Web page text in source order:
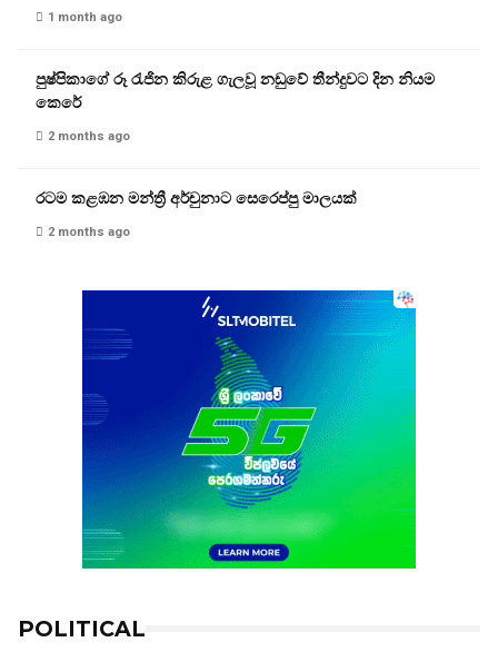
1 month ago
පුෂ්පිකාගේ රූ රැජින කිරුළ ගැලවූ නඩුවේ තීන්දුවට දින නියම
කෙරේ
2 months ago
රටම කළඹන මන්ත්‍රී අර්චුනාට සෙරෙප්පු මාලයක්
2 months ago
POLITICAL